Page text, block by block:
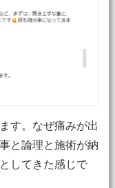
す。なぜ痛みが出
と論理と施術が納
してきた感じで